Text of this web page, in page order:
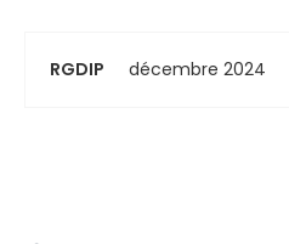
RGDIP décembre 2024